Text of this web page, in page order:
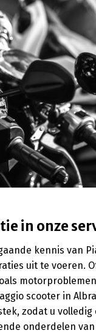
in onze
kennis van
uit te voeren.
scooter in
zodat u
onderdelen